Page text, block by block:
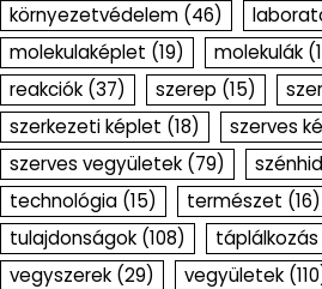
környezetvédelem (46)
molekulaképlet (19) molekulák
reakciók (37) szerep (15)
szerkezeti képlet (18) szerves
szerves vegyületek (79)
technológia (15) természet (16)
tulajdonságok (108) táplálkozás
vegyszerek (29) vegyületek